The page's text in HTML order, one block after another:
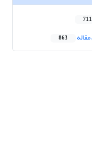
711
863